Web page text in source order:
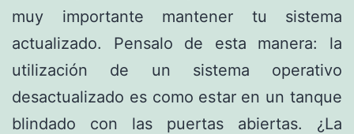
muy importante mantener tu sistema
actualizado. Pensalo de esta manera: la
utilización de un sistema operativo
desactualizado es como estar en un tanque
blindado con las puertas abiertas. ¿La